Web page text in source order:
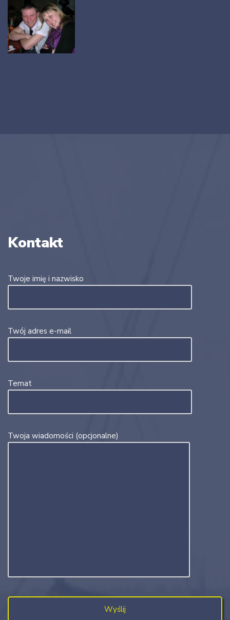
Kontakt
Twoje imię i nazwisko
Twój adres e-mail
Temat
Twoja wiadomości (opcjonalne)